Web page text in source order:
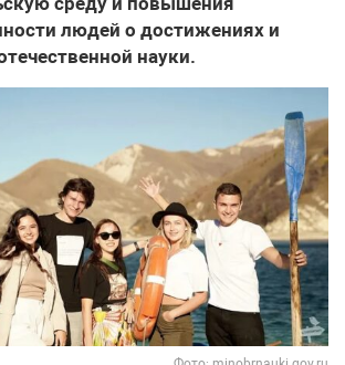
людей о достижениях и
науки.